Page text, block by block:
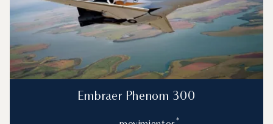
Embraer Phenom 300
*